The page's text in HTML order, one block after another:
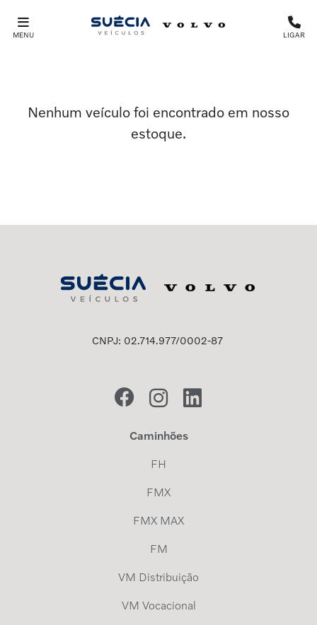
MENU LIGAR
Nenhum veículo foi encontrado em nosso
estoque.
CNPJ: 02.714.977/0002-87
Caminhões
FH
FMX
FMX MAX
FM
VM Distribuição
VM Vocacional